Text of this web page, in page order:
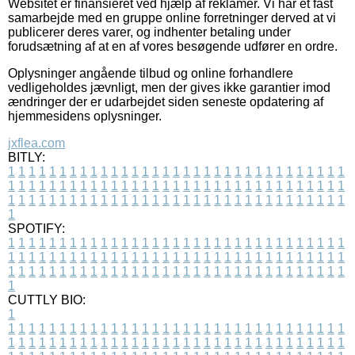
Websitet er finansieret ved hjælp af reklamer. Vi har et fast
samarbejde med en gruppe online forretninger derved at vi
publicerer deres varer, og indhenter betaling under
forudsætning af at en af vores besøgende udfører en ordre.
Oplysninger angående tilbud og online forhandlere
vedligeholdes jævnligt, men der gives ikke garantier imod
ændringer der er udarbejdet siden seneste opdatering af
hjemmesidens oplysninger.
jxflea.com
BITLY:
1 1 1 1 1 1 1 1 1 1 1 1 1 1 1 1 1 1 1 1 1 1 1 1 1 1 1 1 1 1 1 1 1
1 1 1 1 1 1 1 1 1 1 1 1 1 1 1 1 1 1 1 1 1 1 1 1 1 1 1 1 1 1 1 1 1
1 1 1 1 1 1 1 1 1 1 1 1 1 1 1 1 1 1 1 1 1 1 1 1 1 1 1 1 1 1 1 1 1
1
SPOTIFY:
1 1 1 1 1 1 1 1 1 1 1 1 1 1 1 1 1 1 1 1 1 1 1 1 1 1 1 1 1 1 1 1 1
1 1 1 1 1 1 1 1 1 1 1 1 1 1 1 1 1 1 1 1 1 1 1 1 1 1 1 1 1 1 1 1 1
1 1 1 1 1 1 1 1 1 1 1 1 1 1 1 1 1 1 1 1 1 1 1 1 1 1 1 1 1 1 1 1 1
1
CUTTLY BIO:
1
1 1 1 1 1 1 1 1 1 1 1 1 1 1 1 1 1 1 1 1 1 1 1 1 1 1 1 1 1 1 1 1 1
1 1 1 1 1 1 1 1 1 1 1 1 1 1 1 1 1 1 1 1 1 1 1 1 1 1 1 1 1 1 1 1 1